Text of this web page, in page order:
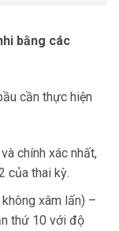
bằng các
cần thực hiện
chính xác nhất,
của thai kỳ.
xâm lấn) –
thứ 10 với độ